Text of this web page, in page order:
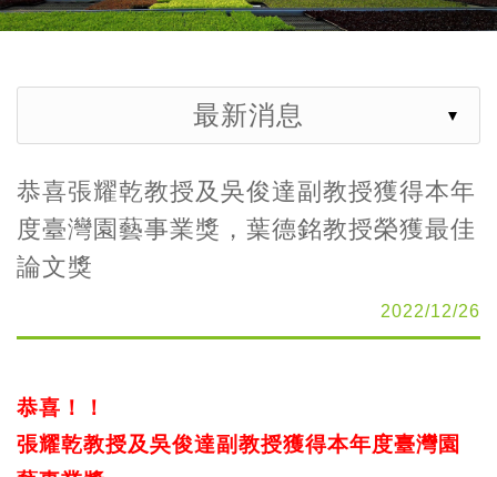
最新消息
恭喜張耀乾教授及吳俊達副教授獲得本年
度臺灣園藝事業獎，葉德銘教授榮獲最佳
論文獎
2022/12/26
恭喜！
！
張耀乾教授及吳俊達副教授獲得本年度臺灣園